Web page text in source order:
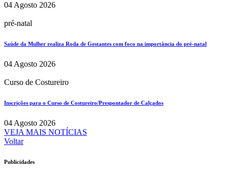
04 Agosto 2026
pré-natal
Saúde da Mulher realiza Roda de Gestantes com foco na importância do pré-natal
04 Agosto 2026
Curso de Costureiro
Inscrições para o Curso de Costureiro/Prespontador de Calçados
04 Agosto 2026
VEJA MAIS NOTÍCIAS
Voltar
Publicidades